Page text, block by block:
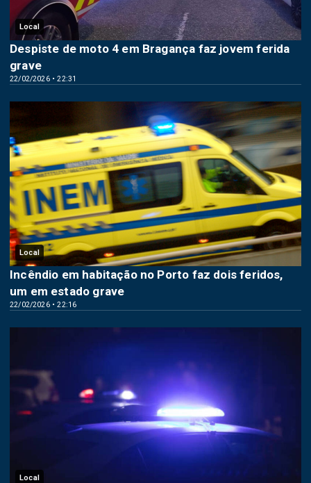
Local
22/02/2026 • 22:31
Despiste de moto 4 em Bragança faz jovem ferida
grave
Local
22/02/2026 • 22:16
Incêndio em habitação no Porto faz dois feridos,
um em estado grave
Local